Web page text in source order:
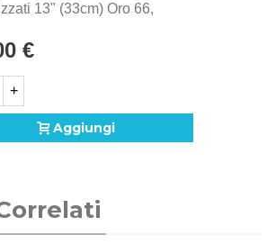
13" (33cm) Oro 66,
€
+
Aggiungi